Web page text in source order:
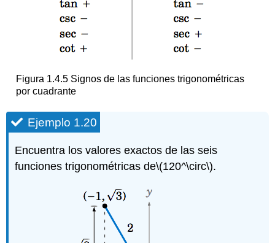
Figura 1.4.5 Signos de las funciones trigonométricas
por cuadrante
Ejemplo 1.20
Encuentra los valores exactos de las seis
funciones trigonométricas de\(120^\circ\).